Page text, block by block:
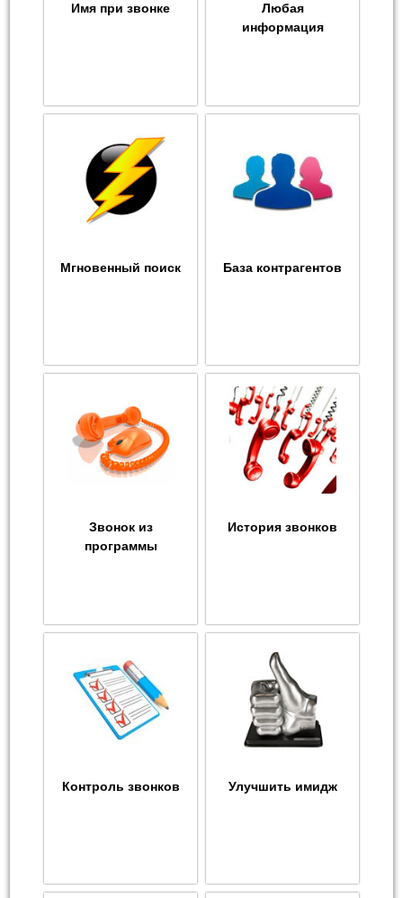
Имя при звонке
Любая
информация
Мгновенный поиск База контрагентов
Звонок из
программы
История звонков
Контроль звонков Улучшить имидж